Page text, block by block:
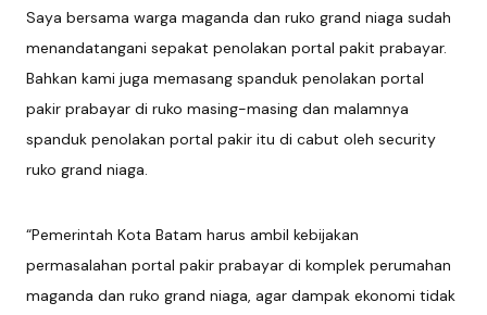
Saya bersama warga maganda dan ruko grand niaga sudah
menandatangani sepakat penolakan portal pakit prabayar.
Bahkan kami juga memasang spanduk penolakan portal
pakir prabayar di ruko masing-masing dan malamnya
spanduk penolakan portal pakir itu di cabut oleh security
ruko grand niaga.
“Pemerintah Kota Batam harus ambil kebijakan
permasalahan portal pakir prabayar di komplek perumahan
maganda dan ruko grand niaga, agar dampak ekonomi tidak